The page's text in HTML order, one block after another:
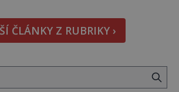
vyměřené podpory
Kam vás pozveme? Unikátní
název „Veselý“, najdeme
ČLÁNKY Z RUBRIKY ›